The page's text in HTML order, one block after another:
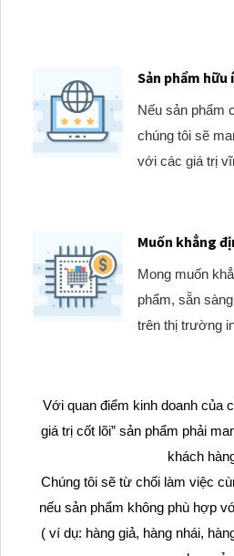
Sản phẩm hữu
Nếu sản phẩm
chúng tôi sẽ
với các giá trị
Muốn khẳng
Mong muốn
phẩm, sẵn
trên thị trường
Với quan điểm kinh doanh của
giá trị cốt lõi” sản phẩm phải
khách
Chúng tôi sẽ từ chối làm việc
nếu sản phẩm không phù hợp
( ví dụ: hàng giả, hàng nhái,